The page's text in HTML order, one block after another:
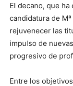
El decano, que
candidatura de
rejuvenecer las
impulso de
progresivo de
Entre los